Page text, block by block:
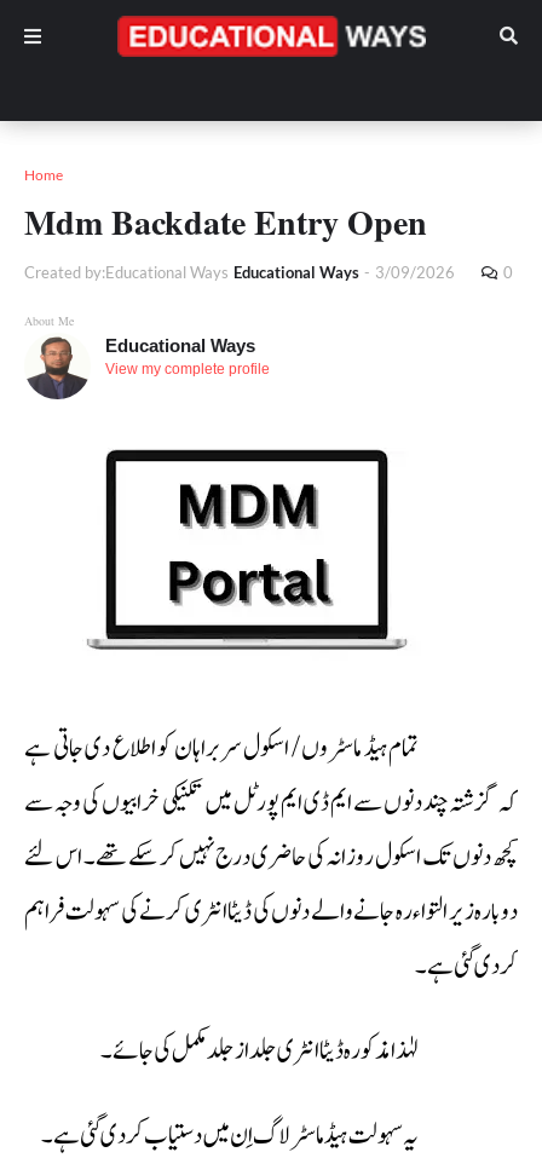
Home
Mdm Backdate Entry Open
Created by:Educational Ways Educational Ways - 3/09/2026 0
About Me
Educational Ways
View my complete profile
تمام ہیڈ ماسٹروں / اسکول سربراہان کو اطلاع دی جاتی ہے
کہ گزشتہ چند دنوں سے ایم ڈی ایم پورٹل میں تکنیکی خرابیوں کی وجہ سے
کچھ دنوں تک اسکول روزانہ کی حاضری درج نہیں کر سکے تھے۔ اس لئے
دوبارہ زیر التواء رہ جانے والے دنوں کی ڈیٹا انٹری کرنے کی سہولت فراہم
کر دی گئی ہے۔
لہٰذا مذکورہ ڈیٹا انٹری جلد از جلد مکمل کی جائے۔
یہ سہولت ہیڈ ماسٹر لاگ اِن میں دستیاب کر دی گئی ہے۔